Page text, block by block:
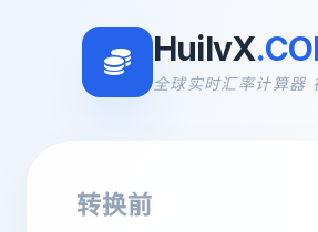
HuilvX
全球实时汇率计算器
转换前